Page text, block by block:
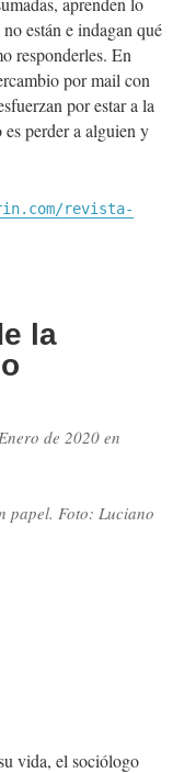
están e indagan qué
responderles. En
por mail con
por estar a la
perder a alguien y
revista-
la
de 2020 en
papel. Foto: Luciano
vida, el sociólogo